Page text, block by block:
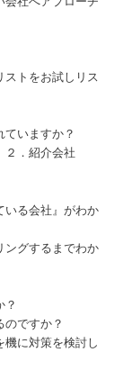
トをお試しリス
いますか？
介会社
る会社』がわか
グするまでわか
？
のですか？
に対策を検討し